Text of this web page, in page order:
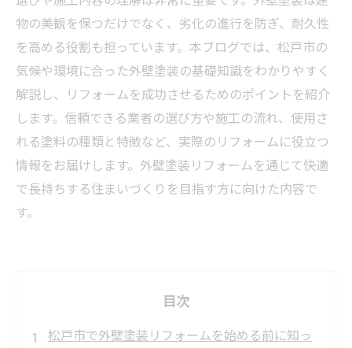
物の美観を保つだけでなく、劣化の進行を防ぎ、耐久性
を高める役割も担っています。本ブログでは、松戸市の
気候や環境に合った外壁塗装の基礎知識をわかりやすく
解説し、リフォームを成功させるためのポイントを紹介
します。信頼できる業者の選び方や施工の流れ、使用さ
れる塗料の種類と特徴など、実際のリフォームに役立つ
情報をお届けします。外壁塗装リフォームを通じて快適
で長持ちする住まいづくりを目指す方に向けた内容で
す。
目次
松戸市で外壁塗装リフォームを始める前に知っ